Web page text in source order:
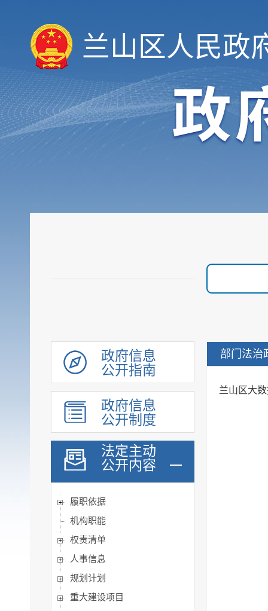
兰山区人民政
政府信息
公开指南
政府信息
公开制度
法定主动
公开内容
履职依据
机构职能
权责清单
人事信息
规划计划
重大建设项目
部门法治
兰山区大